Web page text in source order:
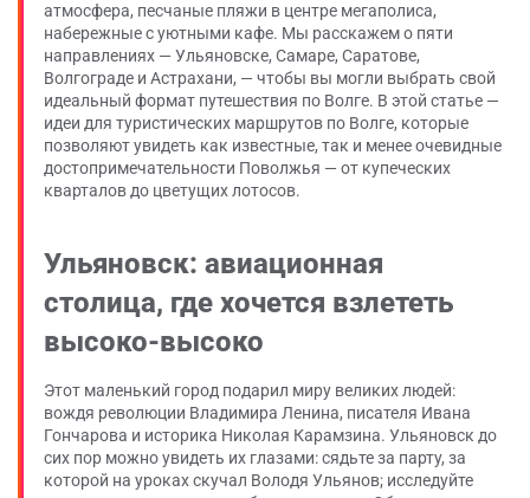
атмосфера, песчаные пляжи в центре мегаполиса,
набережные с уютными кафе. Мы расскажем о пяти
направлениях — Ульяновске, Самаре, Саратове,
Волгограде и Астрахани, — чтобы вы могли выбрать свой
идеальный формат путешествия по Волге. В этой статье —
идеи для туристических маршрутов по Волге, которые
позволяют увидеть как известные, так и менее очевидные
достопримечательности Поволжья — от купеческих
кварталов до цветущих лотосов.
Ульяновск: авиационная
столица, где хочется взлететь
высоко-высоко
Этот маленький город подарил миру великих людей:
вождя революции Владимира Ленина, писателя Ивана
Гончарова и историка Николая Карамзина. Ульяновск до
сих пор можно увидеть их глазами: сядьте за парту, за
которой на уроках скучал Володя Ульянов; исследуйте